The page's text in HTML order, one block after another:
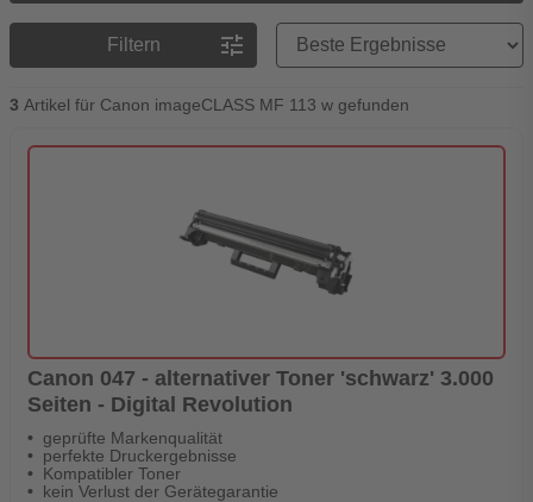
Filtern tune
Preisreihenfolge
3 Artikel für Canon imageCLASS MF 113 w gefunden
Canon 047 - alternativer Toner 'schwarz' 3.000
Seiten - Digital Revolution
geprüfte Markenqualität
perfekte Druckergebnisse
Kompatibler Toner
kein Verlust der Gerätegarantie